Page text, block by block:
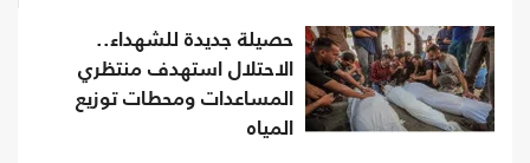
حصيلة جديدة للشهداء..
الاحتلال استهدف منتظري
المساعدات ومحطات توزيع
المياه